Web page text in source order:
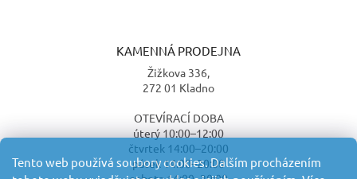
Tento web používá soubory cookies. Dalším procházením
KAMENNÁ PRODEJNA
Žižkova 336,
272 01 Kladno
OTEVÍRACÍ DOBA
úterý 10:00–12:00
čtvrtek 14:00–20:00
pátek 14:00–20:00